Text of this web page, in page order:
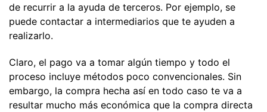
de recurrir a la ayuda de terceros. Por ejemplo, se
puede contactar a intermediarios que te ayuden a
realizarlo.
Claro, el pago va a tomar algún tiempo y todo el
proceso incluye métodos poco convencionales. Sin
embargo, la compra hecha así en todo caso te va a
resultar mucho más económica que la compra directa